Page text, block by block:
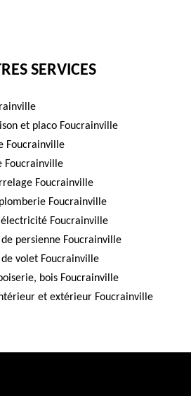
SERVICES
et placo Foucrainville
Foucrainville
Foucrainville
Foucrainville
Foucrainville
Foucrainville
persienne Foucrainville
volet Foucrainville
bois Foucrainville
et extérieur Foucrainville